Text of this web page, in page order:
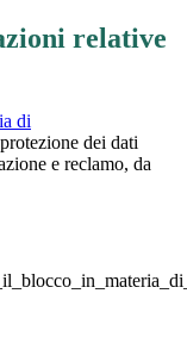
relative
di
dei dati
e reclamo, da